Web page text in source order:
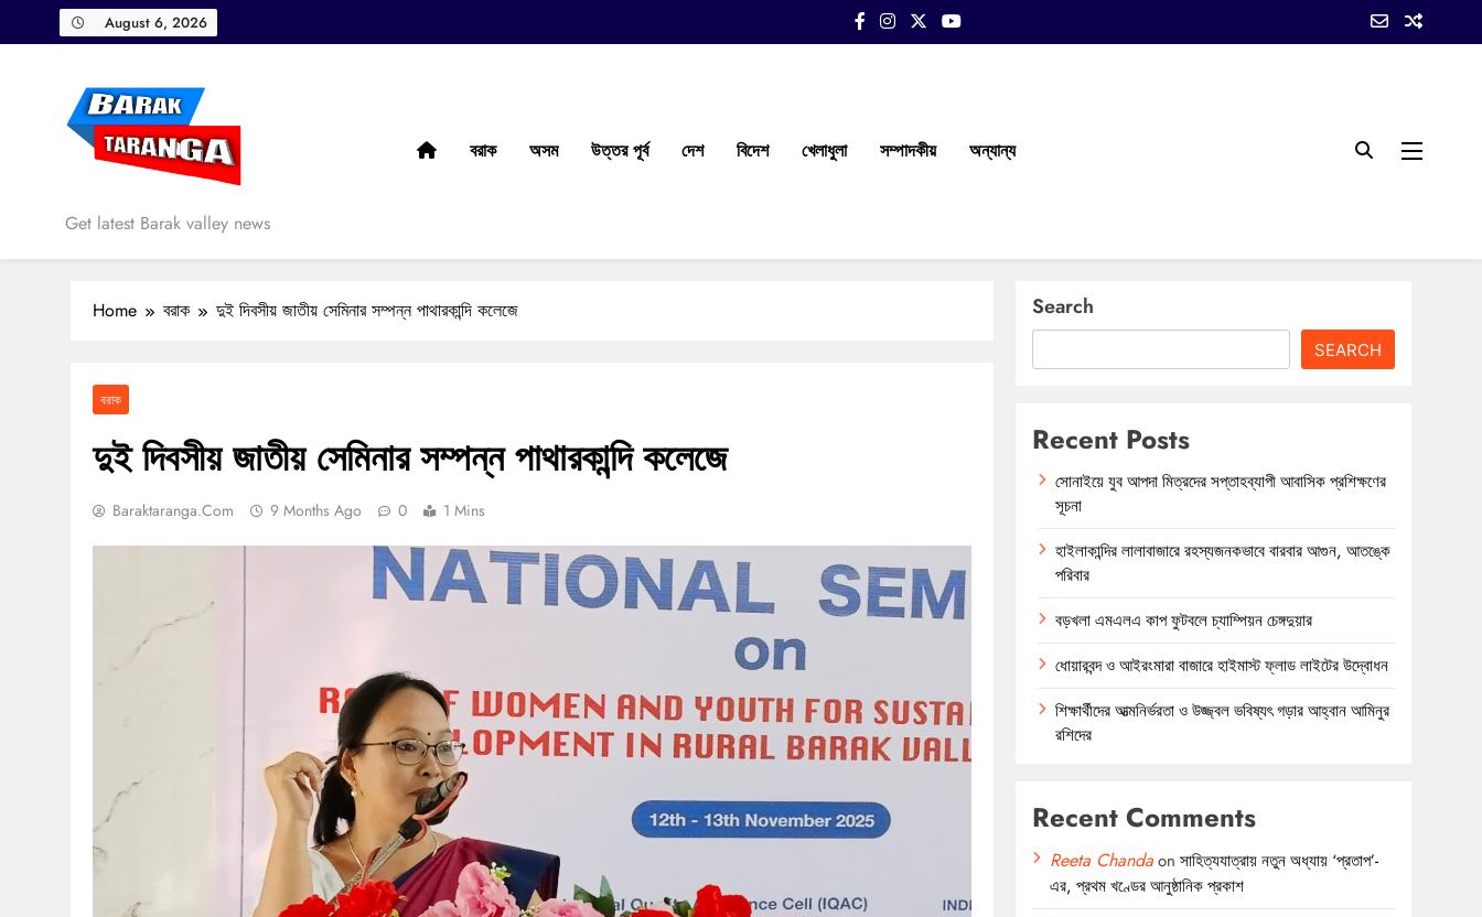
to
August 6, 2026
Barak Taranga
Get latest Barak valley news
বরাক অসম উত্তর পূর্ব দেশ বিদেশ খেলাধুলা সম্পাদকীয় অন্যান্য
Home বরাক দুই দিবসীয় জাতীয় সেমিনার সম্পন্ন পাথারকান্দি কলেজে
বরাক
দুই দিবসীয় জাতীয় সেমিনার সম্পন্ন পাথারকান্দি কলেজে
Baraktaranga.com 9 Months Ago 0 1 Mins
Search
SEARCH
Recent Posts
সোনাইয়ে যুব আপদা মিত্রদের সপ্তাহব্যাপী আবাসিক প্রশিক্ষণের
সূচনা
হাইলাকান্দির লালাবাজারে রহস্যজনকভাবে বারবার আগুন, আতঙ্কে
পরিবার
বড়খলা এমএলএ কাপ ফুটবলে চ্যাম্পিয়ন চেঙ্গদুয়ার
ধোয়ারবন্দ ও আইরংমারা বাজারে হাইমাস্ট ফ্লাড লাইটের উদ্বোধন
শিক্ষার্থীদের আত্মনির্ভরতা ও উজ্জ্বল ভবিষ্যৎ গড়ার আহ্বান আমিনুর
রশিদের
Recent Comments
Reeta Chandaonসাহিত্যযাত্রায় নতুন অধ্যায় ‘প্রতাপ’-
এর, প্রথম খণ্ডের আনুষ্ঠানিক প্রকাশ